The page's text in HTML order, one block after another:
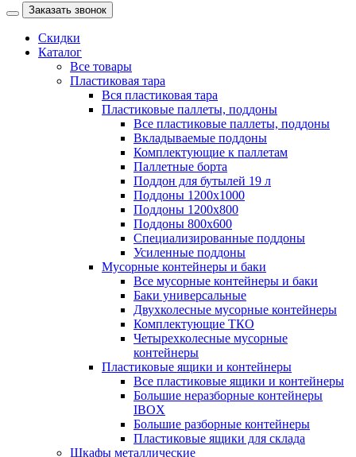
Заказать звонок
Скидки
Каталог
Все товары
Пластиковая тара
Вся пластиковая тара
Пластиковые паллеты, поддоны
Все пластиковые паллеты, поддоны
Вкладываемые поддоны
Комплектующие к паллетам
Паллетные борта
Поддон для бутылей 19 л
Поддоны 1200х1000
Поддоны 1200х800
Поддоны 800х600
Специализированные поддоны
Усиленные поддоны
Мусорные контейнеры и баки
Все мусорные контейнеры и баки
Баки универсальные
Двухколесные мусорные контейнеры
Комплектующие ТКО
Четырехколесные мусорные
контейнеры
Пластиковые ящики и контейнеры
Все пластиковые ящики и контейнеры
Большие неразборные контейнеры
IBOX
Большие разборные контейнеры
Пластиковые ящики для склада
Шкафы металлические